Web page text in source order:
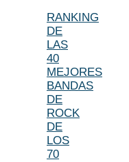
RANKING
DE
LAS
40
MEJORES
BANDAS
DE
ROCK
DE
LOS
70